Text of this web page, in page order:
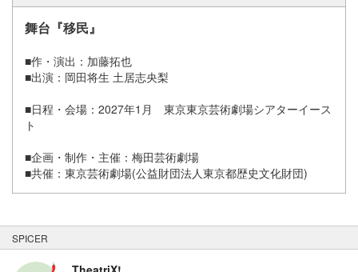
舞台『移民』
■作・演出：加藤拓也
■出演：岡田将生 土居志央梨
■日程・会場：2027年1月 東京東京芸術劇場シアターイース
ト
■企画・制作・主催：梅田芸術劇場
■共催：東京芸術劇場(公益財団法人東京都歴史文化財団)
SPICER